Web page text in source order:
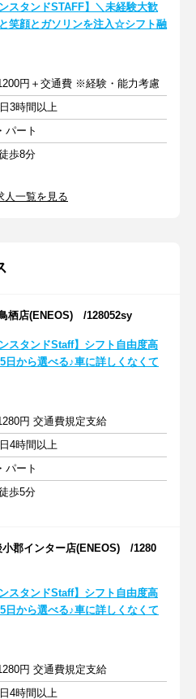
ンスタンドSTAFF】＼未経験大歓
笑顔とガソリンを注入☆シフト融
円＋交通費 ※経験・能力考慮
3時間以上
パート
歩8分
人一覧を見る
栖店(ENEOS) /128052sy
ンスタンドStaff】シフト自由度高
から選べる♪車に詳しくなくて
円 交通費規定支給
4時間以上
パート
歩5分
小郡インター店(ENEOS) /1280
ンスタンドStaff】シフト自由度高
から選べる♪車に詳しくなくて
円 交通費規定支給
4時間以上